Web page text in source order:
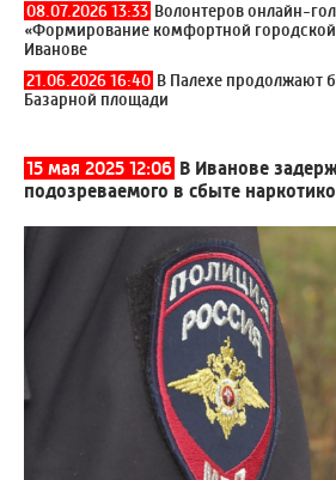
08.07.2026 13:33 Волонтеров онлайн-
«Формирование комфортной
Иванове
21.06.2026 16:40 В Палехе продолжают
Базарной площади
15 мая 2025 12:06 В Иванове
подозреваемого в сбыте